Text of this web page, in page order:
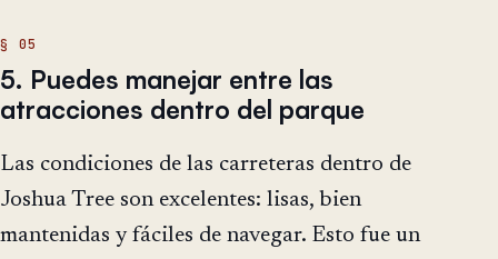
5. Puedes manejar entre las
atracciones dentro del parque
Las condiciones de las carreteras dentro de
Joshua Tree son excelentes: lisas, bien
mantenidas y fáciles de navegar. Esto fue un